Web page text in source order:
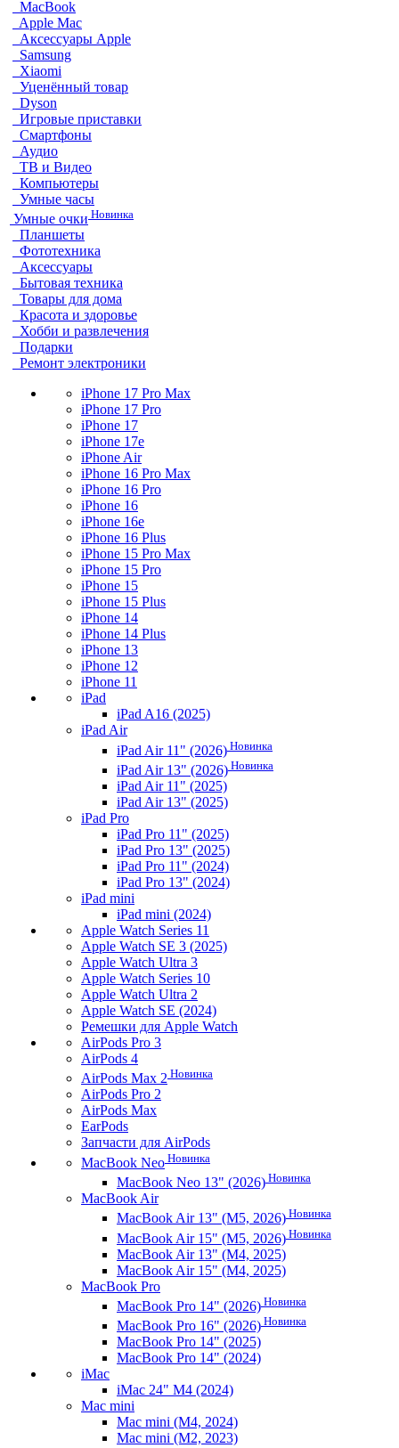
MacBook
Apple Mac
Аксессуары Apple
Samsung
Xiaomi
Уценённый товар
Dyson
Игровые приставки
Смартфоны
Аудио
ТВ и Видео
Компьютеры
Умные часы
Умные очки Новинка
Планшеты
Фототехника
Аксессуары
Бытовая техника
Товары для дома
Красота и здоровье
Хобби и развлечения
Подарки
Ремонт электроники
iPhone 17 Pro Max
iPhone 17 Pro
iPhone 17
iPhone 17e
iPhone Air
iPhone 16 Pro Max
iPhone 16 Pro
iPhone 16
iPhone 16e
iPhone 16 Plus
iPhone 15 Pro Max
iPhone 15 Pro
iPhone 15
iPhone 15 Plus
iPhone 14
iPhone 14 Plus
iPhone 13
iPhone 12
iPhone 11
iPad
iPad A16 (2025)
iPad Air
iPad Air 11" (2026) Новинка
iPad Air 13" (2026) Новинка
iPad Air 11" (2025)
iPad Air 13" (2025)
iPad Pro
iPad Pro 11" (2025)
iPad Pro 13" (2025)
iPad Pro 11" (2024)
iPad Pro 13" (2024)
iPad mini
iPad mini (2024)
Apple Watch Series 11
Apple Watch SE 3 (2025)
Apple Watch Ultra 3
Apple Watch Series 10
Apple Watch Ultra 2
Apple Watch SE (2024)
Ремешки для Apple Watch
AirPods Pro 3
AirPods 4
AirPods Max 2 Новинка
AirPods Pro 2
AirPods Max
EarPods
Запчасти для AirPods
MacBook Neo Новинка
MacBook Neo 13" (2026) Новинка
MacBook Air
MacBook Air 13" (M5, 2026) Новинка
MacBook Air 15" (M5, 2026) Новинка
MacBook Air 13" (M4, 2025)
MacBook Air 15" (M4, 2025)
MacBook Pro
MacBook Pro 14" (2026) Новинка
MacBook Pro 16" (2026) Новинка
MacBook Pro 14" (2025)
MacBook Pro 14" (2024)
iMac
iMac 24" M4 (2024)
Mac mini
Mac mini (M4, 2024)
Mac mini (M2, 2023)